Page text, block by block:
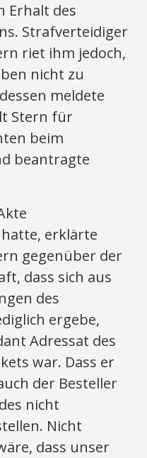
Erhalt des
Strafverteidiger
riet ihm jedoch,
nicht zu
meldete
Stern für
beim
beantragte
erklärte
gegenüber der
dass sich aus
des
ergebe,
Adressat des
war. Dass er
der Besteller
nicht
Nicht
dass unser